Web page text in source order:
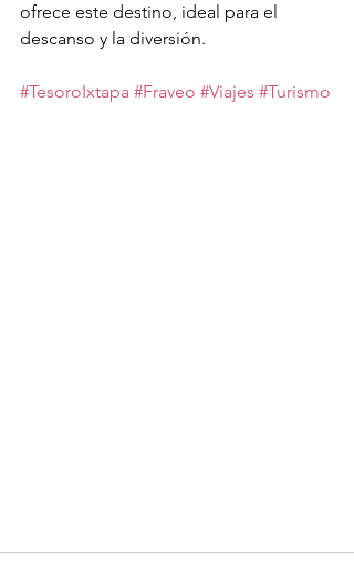
ofrece este destino, ideal para el
descanso y la diversión.
#TesoroIxtapa #Fraveo #Viajes #Turismo